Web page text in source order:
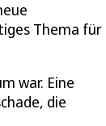
Thema für
war. Eine
die